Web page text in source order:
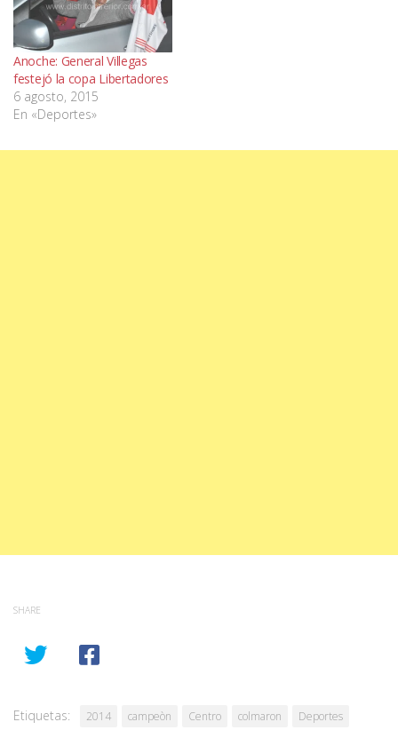
Anoche: General Villegas
festejó la copa Libertadores
6 agosto, 2015
En «Deportes»
SHARE
Etiquetas: 2014 campeòn Centro colmaron
Deportes